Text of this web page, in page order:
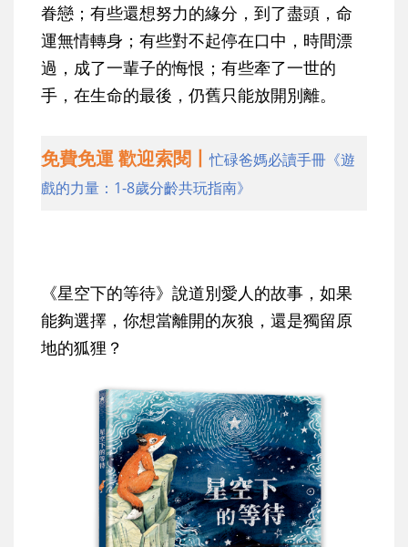
眷戀；有些還想努力的緣分，到了盡頭，命
運無情轉身；有些對不起停在口中，時間漂
過，成了一輩子的悔恨；有些牽了一世的
手，在生命的最後，仍舊只能放開別離。
免費免運 歡迎索閱丨忙碌爸媽必讀手冊《遊
戲的力量：1-8歲分齡共玩指南》
《星空下的等待》說道別愛人的故事，如果
能夠選擇，你想當離開的灰狼，還是獨留原
地的狐狸？